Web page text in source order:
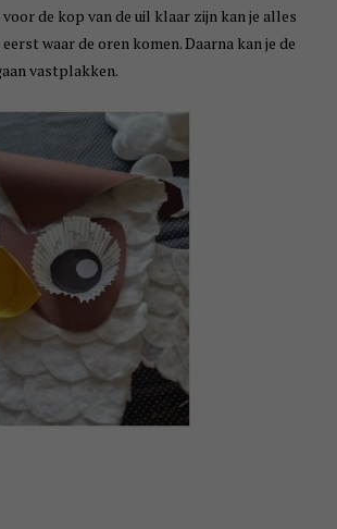
de kop van de uil klaar zijn kan je alles
waar de oren komen. Daarna kan je de
vastplakken.